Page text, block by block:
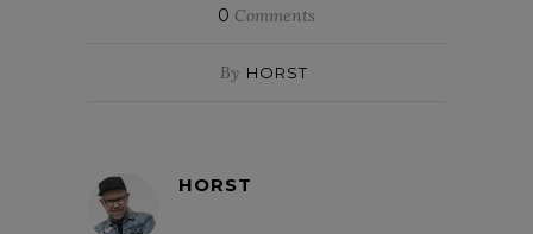
0 Comments
By HORST
HORST